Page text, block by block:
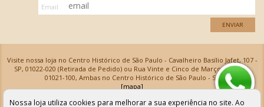
Email
ENVIAR
Visite nossa loja no Centro Histórico de São Paulo - Cavalheiro Basílio Jafet, 107 -
SP, 01022-020 (Retirada de Pedido) ou Rua Vinte e Cinco de Março, 576 - SP,
01021-100, Ambas no Centro Histórico de São Paulo - SP
[mapa]
Armarinhos Santa Cecília Ltda | CNPJ: 61.069.639/0001-18
Nossa loja utiliza cookies para melhorar a sua experiência no site. Ao